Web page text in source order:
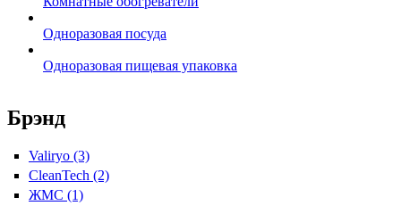
Одноразовая посуда
Одноразовая пищевая упаковка
Брэнд
Valiryo (3)
CleanTech (2)
ЖМС (1)